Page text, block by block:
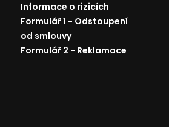
Informace o rizicích
Formulář 1 - Odstoupení
od smlouvy
Formulář 2 - Reklamace